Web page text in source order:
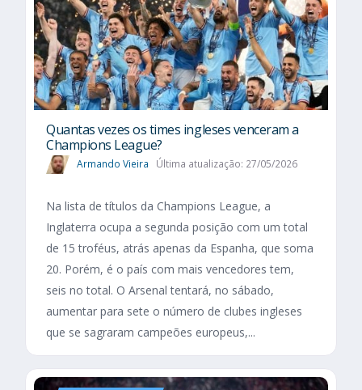
Quantas vezes os times ingleses venceram a
Champions League?
Armando Vieira Última atualização: 27/05/2026
Na lista de títulos da Champions League, a
Inglaterra ocupa a segunda posição com um total
de 15 troféus, atrás apenas da Espanha, que soma
20. Porém, é o país com mais vencedores tem,
seis no total. O Arsenal tentará, no sábado,
aumentar para sete o número de clubes ingleses
que se sagraram campeões europeus,...